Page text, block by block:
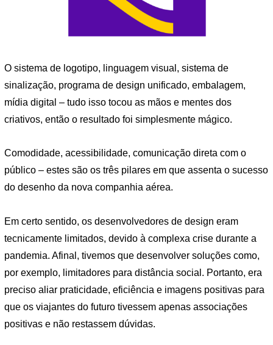
O sistema de logotipo, linguagem visual, sistema de
sinalização, programa de design unificado, embalagem,
mídia digital – tudo isso tocou as mãos e mentes dos
criativos, então o resultado foi simplesmente mágico.
Comodidade, acessibilidade, comunicação direta com o
público – estes são os três pilares em que assenta o sucesso
do desenho da nova companhia aérea.
Em certo sentido, os desenvolvedores de design eram
tecnicamente limitados, devido à complexa crise durante a
pandemia. Afinal, tivemos que desenvolver soluções como,
por exemplo, limitadores para distância social. Portanto, era
preciso aliar praticidade, eficiência e imagens positivas para
que os viajantes do futuro tivessem apenas associações
positivas e não restassem dúvidas.